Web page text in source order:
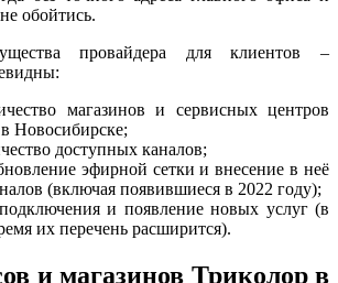
обойтись.
провайдера для клиентов –
магазинов и сервисных центров
Новосибирске;
доступных каналов;
эфирной сетки и внесение в неё
(включая появившиеся в 2022 году);
и появление новых услуг (в
их перечень расширится).
и магазинов Триколор в